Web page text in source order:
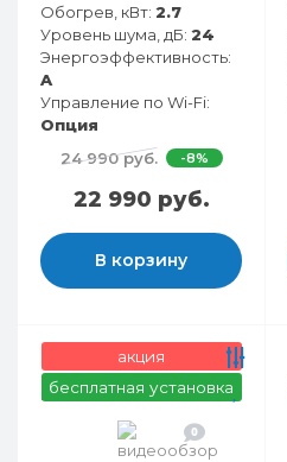
Обогрев, кВт: 2.7
Уровень шума, дБ: 24
Энергоэффективность:
A
Управление по Wi-Fi:
Опция
24 990 руб.
-8%
22 990 руб.
В корзину
акция
бесплатная установка
0